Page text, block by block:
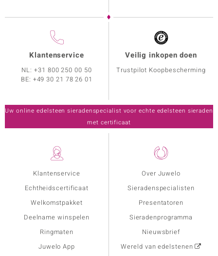
Klantenservice
Echtheidscertificaat
Welkomstpakket
Deelname winspelen
Ringmaten
Juwelo App
Over Juwelo
Sieradenspecialisten
Presentatoren
Sieradenprogramma
Nieuwsbrief
Wereld van edelstenen
Klantenservice
NL:+31 800 250 00 50
BE: +49 30 21 78 26 01
Veilig inkopen doen
Trustpilot Koopbescherming
Uw online edelsteen sieradenspecialist voor echte edelsteen sieraden
met certificaat